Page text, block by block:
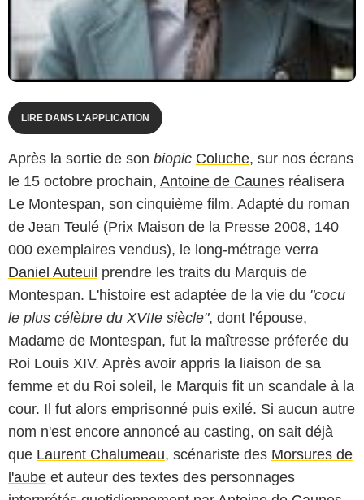
LIRE DANS L'APPLICATION
Après la sortie de son biopic Coluche, sur nos écrans
le 15 octobre prochain, Antoine de Caunes réalisera
Le Montespan, son cinquième film. Adapté du roman
de Jean Teulé (Prix Maison de la Presse 2008, 140
000 exemplaires vendus), le long-métrage verra
Daniel Auteuil prendre les traits du Marquis de
Montespan. L'histoire est adaptée de la vie du "cocu
le plus célèbre du XVIIe siècle", dont l'épouse,
Madame de Montespan, fut la maîtresse préferée du
Roi Louis XIV. Après avoir appris la liaison de sa
femme et du Roi soleil, le Marquis fit un scandale à la
cour. Il fut alors emprisonné puis exilé. Si aucun autre
nom n'est encore annoncé au casting, on sait déjà
que Laurent Chalumeau, scénariste des Morsures de
l'aube et auteur des textes des personnages